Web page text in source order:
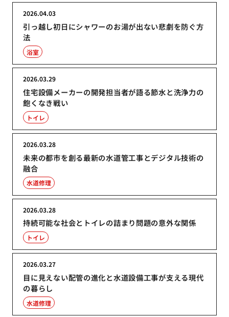
引っ越し初日にシャワーのお湯が出ない悲劇を防ぐ方
法
2026.04.03
浴室
住宅設備メーカーの開発担当者が語る節水と洗浄力の
飽くなき戦い
2026.03.29
トイレ
未来の都市を創る最新の水道管工事とデジタル技術の
融合
2026.03.28
水道修理
持続可能な社会とトイレの詰まり問題の意外な関係
2026.03.28
トイレ
目に見えない配管の進化と水道設備工事が支える現代
の暮らし
2026.03.27
水道修理